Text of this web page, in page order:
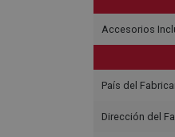
Accesorios
País del
Dirección del